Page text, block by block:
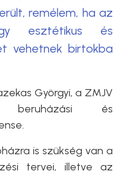
remélem, ha az
esztétikus és
vehetnek birtokba
Györgyi, a ZMJV
beruházási és
is szükség van a
tervei, illetve az